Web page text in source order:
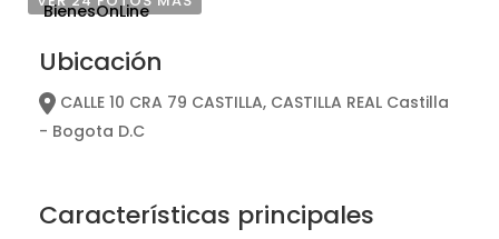
Ubicación
CALLE 10 CRA 79 CASTILLA, CASTILLA REAL Castilla
- Bogota D.C
Características principales